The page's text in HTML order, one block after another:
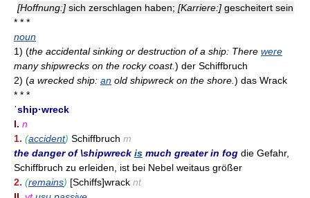
[Hoffnung:] sich zerschlagen haben; [Karriere:] gescheitert sein
* * *
noun
1) (the accidental sinking or destruction of a ship: There were
many shipwrecks on the rocky coast.) der Schiffbruch
2) (a wrecked ship: an old shipwreck on the shore. ) das Wrack
* * *
ˈship·wreck
I. n
1. (accident) Schiffbruch m
the danger of \shipwreck is much greater in fog die Gefahr,
Schiffbruch zu erleiden, ist bei Nebel weitaus größer
2. (remains) [Schiffs]wrack nt